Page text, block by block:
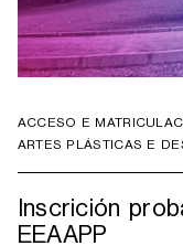
ACCESO E
ARTES PLÁSTICAS E
Inscrición
EEAAPP